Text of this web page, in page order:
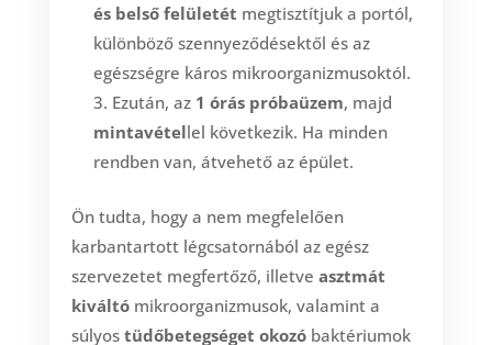
és belső felületét megtisztítjuk a portól,
különböző szennyeződésektől és az
egészségre káros mikroorganizmusoktól.
Ezután, az 1 órás próbaüzem, majd
mintavétellel következik. Ha minden
rendben van, átvehető az épület.
Ön tudta, hogy a nem megfelelően
karbantartott légcsatornából az egész
szervezetet megfertőző, illetve asztmát
kiváltómikroorganizmusok, valamint a
súlyos tüdőbetegséget okozóbaktériumok